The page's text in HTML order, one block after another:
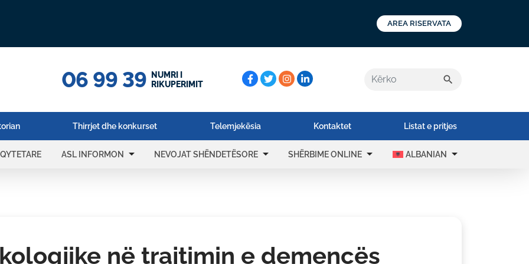
AREA RISERVATA
06 99 39
NUMRI I
RIKUPERIMIT
Cerca: search
Thirrjet dhe konkurset Telemjekësia Kontaktet Listat e pritjes
ASL INFORMON arrow_drop_down NEVOJAT SHËNDETËSORE arrow_drop_down SHËRBIME ONLINE arrow_drop_down ALBANIAN arrow_drop_down
në trajtimin e demencës